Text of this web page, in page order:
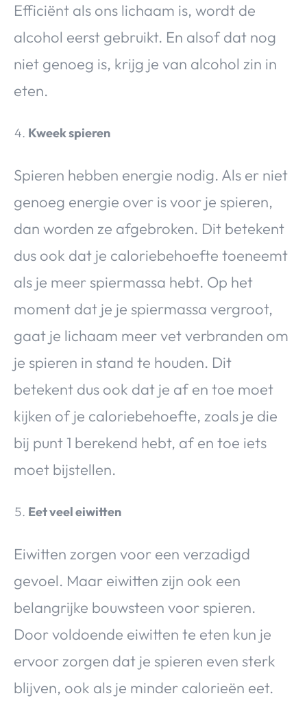
Efficiënt als ons lichaam is, wordt de
alcohol eerst gebruikt. En alsof dat nog
niet genoeg is, krijg je van alcohol zin in
eten.
Kweek spieren
Spieren hebben energie nodig. Als er niet
genoeg energie over is voor je spieren,
dan worden ze afgebroken. Dit betekent
dus ook dat je caloriebehoefte toeneemt
als je meer spiermassa hebt. Op het
moment dat je je spiermassa vergroot,
gaat je lichaam meer vet verbranden om
je spieren in stand te houden. Dit
betekent dus ook dat je af en toe moet
kijken of je caloriebehoefte, zoals je die
bij punt 1 berekend hebt, af en toe iets
moet bijstellen.
Eet veel eiwitten
Eiwitten zorgen voor een verzadigd
gevoel. Maar eiwitten zijn ook een
belangrijke bouwsteen voor spieren.
Door voldoende eiwitten te eten kun je
ervoor zorgen dat je spieren even sterk
blijven, ook als je minder calorieën eet.